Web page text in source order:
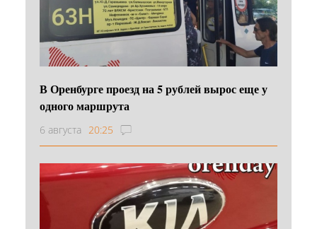
В Оренбурге проезд на 5 рублей вырос еще у
одного маршрута
6 августа 20:25